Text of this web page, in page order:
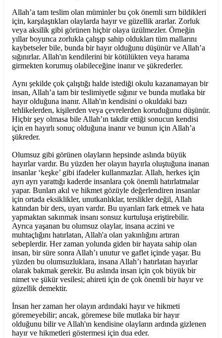
Allah’a tam teslim olan müminler bu çok önemli sırrı bildikleri
için, karşılaştıkları olaylarda hayır ve güzellik ararlar. Zorluk
veya aksilik gibi görünen hiçbir olaya üzülmezler. Örneğin
yıllar boyunca zorlukla çalışıp sahip oldukları tüm mallarını
kaybetseler bile, bunda bir hayır olduğunu düşünür ve Allah’a
sığınırlar. Allah'ın kendilerini bir kötülükten veya harama
girmekten korumuş olabileceğine inanır ve şükrederler.
Aynı şekilde çok çalıştığı halde istediği okulu kazanamayan bir
insan, Allah’a tam bir teslimiyetle sığınır ve bunda mutlaka bir
hayır olduğuna inanır. Allah'ın kendisini o okuldaki bazı
tehlikelerden, kişilerden veya çevrelerden koruduğunu düşünür.
Hiçbir şey olmasa bile Allah’ın takdir ettiği sonucun kendisi
için en hayırlı sonuç olduğuna inanır ve bunun için Allah’a
şükreder.
Olumsuz gibi görünen olayların hepsinde aslında büyük
hayırlar vardır. Bu yüzden her olayın hayırla oluştuğuna inanan
insanlar ‘keşke’ gibi ifadeler kullanmazlar. Allah, herkes için
ayrı ayrı yarattığı kaderde insanlara çok önemli hatırlatmalar
yapar. Bunları akıl ve hikmet gözüyle değerlendiren insanlar
için ortada eksiklikler, unutkanlıklar, terslikler değil, Allah
katından bir ders, uyarı vardır. Bu uyarıları fark etmek ve hata
yapmaktan sakınmak insanı sonsuz kurtuluşa eriştirebilir.
Ayrıca yaşanan bu olumsuz olaylar, insana aczini ve
muhtaçlığını hatırlatan, Allah'a olan yakınlığını artıran
sebeplerdir. Her zaman yolunda giden bir hayata sahip olan
insan, bir süre sonra Allah’ı unutur ve gaflet içinde yaşar. Bu
yüzden bu olumsuzluklara, insana Allah’ı hatırlatan hayırlar
olarak bakmak gerekir. Bu aslında insan için çok büyük bir
nimet ve şükür vesilesi; ahireti için de çok önemli bir hayır ve
güzellik demektir.
İnsan her zaman her olayın ardındaki hayır ve hikmeti
göremeyebilir; ancak, göremese bile mutlaka bir hayır
olduğunu bilir ve Allah'ın kendisine olayların ardında gizlenen
hayır ve hikmetleri göstermesi için dua eder.